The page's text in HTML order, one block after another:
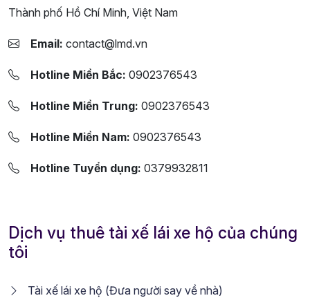
Thành phố Hồ Chí Minh, Việt Nam
Email: contact@lmd.vn
Hotline Miền Bắc: 0902376543
Hotline Miền Trung: 0902376543
Hotline Miền Nam: 0902376543
Hotline Tuyển dụng: 0379932811
Dịch vụ thuê tài xế lái xe hộ của chúng
tôi
Tài xế lái xe hộ (Đưa người say về nhà)